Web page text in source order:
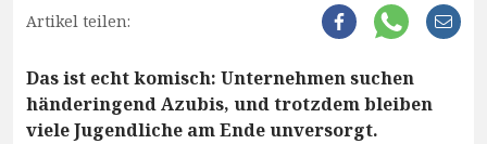
Artikel teilen:
Das ist echt komisch: Unternehmen suchen
händeringend Azubis, und trotzdem bleiben
viele Jugendliche am Ende unversorgt.